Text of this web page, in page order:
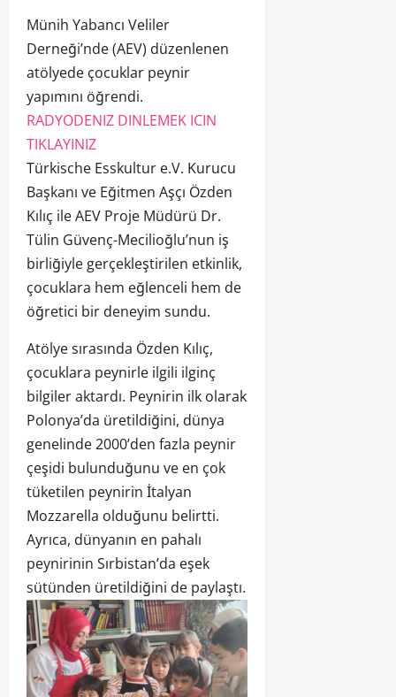
Münih Yabancı Veliler
Derneği’nde (AEV) düzenlenen
atölyede çocuklar peynir
yapımını öğrendi.
RADYODENIZ DINLEMEK ICIN
TIKLAYINIZ
Türkische Esskultur e.V. Kurucu
Başkanı ve Eğitmen Aşçı Özden
Kılıç ile AEV Proje Müdürü Dr.
Tülin Güvenç-Mecilioğlu’nun iş
birliğiyle gerçekleştirilen etkinlik,
çocuklara hem eğlenceli hem de
öğretici bir deneyim sundu.
Atölye sırasında Özden Kılıç,
çocuklara peynirle ilgili ilginç
bilgiler aktardı. Peynirin ilk olarak
Polonya’da üretildiğini, dünya
genelinde 2000’den fazla peynir
çeşidi bulunduğunu ve en çok
tüketilen peynirin İtalyan
Mozzarella olduğunu belirtti.
Ayrıca, dünyanın en pahalı
peynirinin Sırbistan’da eşek
sütünden üretildiğini de paylaştı.